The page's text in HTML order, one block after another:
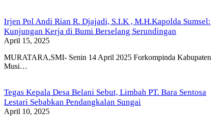
Irjen Pol Andi Rian R. Djajadi, S.I.K , M.H.Kapolda Sumsel:
Kunjungan Kerja di Bumi Berselang Serundingan
April 15, 2025
MURATARA,SMI- Senin 14 April 2025 Forkompinda Kabupaten
Musi…
Tegas Kepala Desa Belani Sebut, Limbah PT. Bara Sentosa
Lestari Sebabkan Pendangkalan Sungai
April 10, 2025